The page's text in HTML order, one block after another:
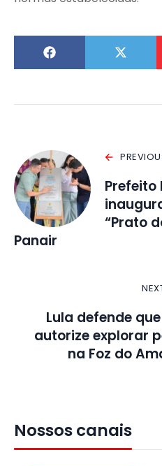
Prefeito
“Prato
Panair
Lula defende
autorize explorar
na Foz do
Nossos canais